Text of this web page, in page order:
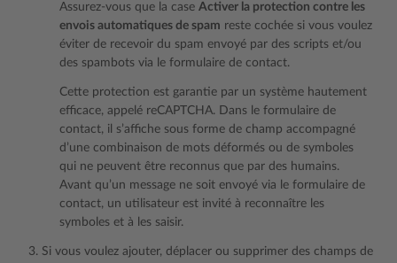
Assurez-vous que la case Activer la protection contre les
envois automatiques de spam reste cochée si vous voulez
éviter de recevoir du spam envoyé par des scripts et/ou
des spambots via le formulaire de contact.
Cette protection est garantie par un système hautement
efficace, appelé reCAPTCHA. Dans le formulaire de
contact, il s’affiche sous forme de champ accompagné
d’une combinaison de mots déformés ou de symboles
qui ne peuvent être reconnus que par des humains.
Avant qu’un message ne soit envoyé via le formulaire de
contact, un utilisateur est invité à reconnaître les
symboles et à les saisir.
Si vous voulez ajouter, déplacer ou supprimer des champs de